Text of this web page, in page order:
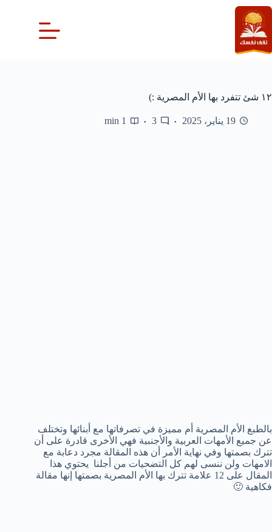
التجاوز
إلى
المحتوى
١٢ شئ تتفرد بها الأم المصرية :)
19 يناير، 2025 3
1 min
بالطبع الأم المصرية أم مميزة في تصرفاتها مع أبنائها وتختلف
عن جميع الأمهات العربية والأجنبية فهي الأخرى قادرة على أن
تترك بصمتها وفي نهاية الأمر أن هذه المقالة مجرد دعابة مع
الامهات ولن ننسى لهم كل التضحيات من أجلنا يحتوي هذا
المقال على 12 علامة تترك بها الأم المصرية بصمتها إنها مقالة
فكاهية 🙂